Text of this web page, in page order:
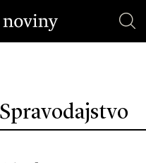
Spravodajstvo